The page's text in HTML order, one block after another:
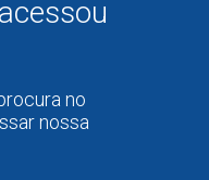
no
nossa